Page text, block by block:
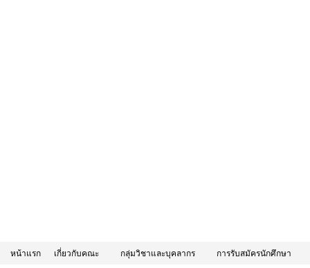
หน้าแรก เกี่ยวกับคณะ กลุ่มวิชาและบุคลากร การรับสมัครนักศึกษา